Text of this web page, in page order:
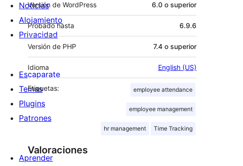
Versión de WordPress 6.0 o superior
Probado hasta 6.9.6
Versión de PHP 7.4 o superior
Idioma English (US)
Etiquetas: employee attendance
employee management
hr management Time Tracking
Valoraciones
Noticias
Alojamiento
Privacidad
Escaparate
Temas
Plugins
Patrones
Aprender